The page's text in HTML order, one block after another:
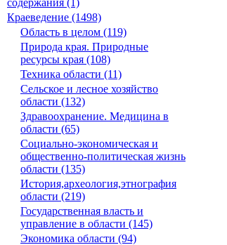
содержания (1)
Краеведение (1498)
Область в целом (119)
Природа края. Природные
ресурсы края (108)
Техника области (11)
Сельское и лесное хозяйство
области (132)
Здравоохранение. Медицина в
области (65)
Социально-экономическая и
общественно-политическая жизнь
области (135)
История,археология,этнография
области (219)
Государственная власть и
управление в области (145)
Экономика области (94)